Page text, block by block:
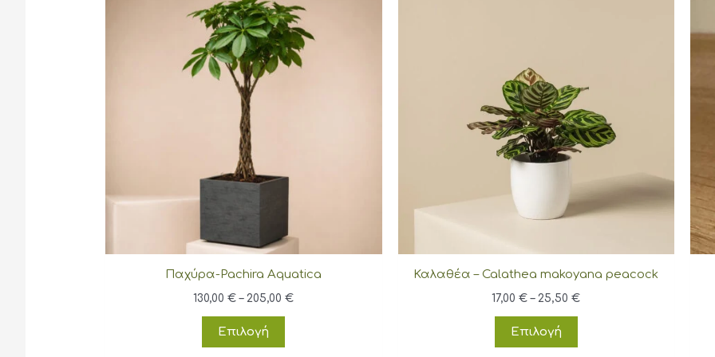
Παχύρα-Pachira Aquatica
130,00€ – 205,00€Price
Επιλογή
Αυτό
Καλαθέα – Calathea makoyana peacock
17,00€ – 25,50€Price
Επιλογή
Αυτό